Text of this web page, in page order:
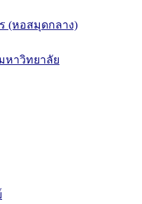
(หอสมุดกลาง)
าวิทยาลัย